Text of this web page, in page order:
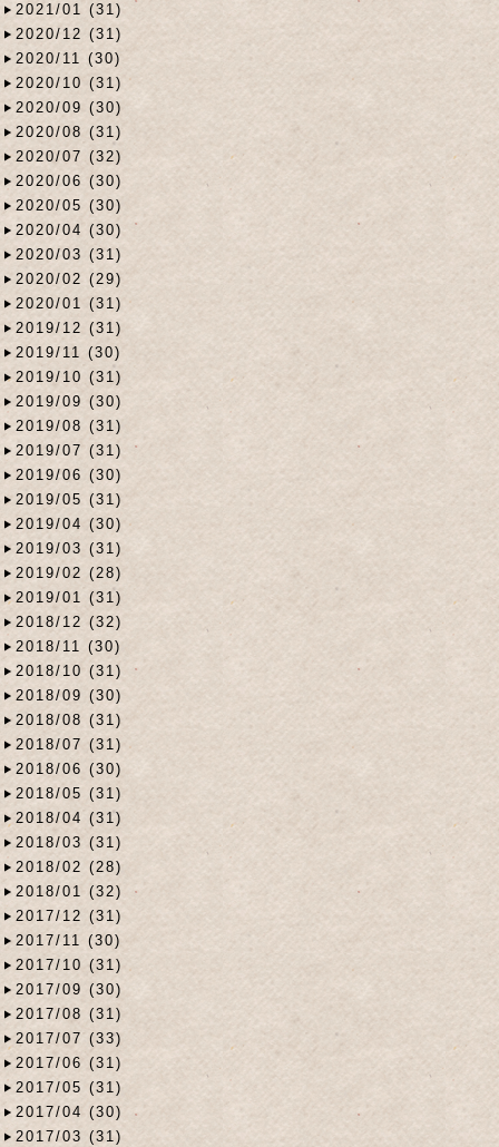
2021/01 (31)
2020/12 (31)
2020/11 (30)
2020/10 (31)
2020/09 (30)
2020/08 (31)
2020/07 (32)
2020/06 (30)
2020/05 (30)
2020/04 (30)
2020/03 (31)
2020/02 (29)
2020/01 (31)
2019/12 (31)
2019/11 (30)
2019/10 (31)
2019/09 (30)
2019/08 (31)
2019/07 (31)
2019/06 (30)
2019/05 (31)
2019/04 (30)
2019/03 (31)
2019/02 (28)
2019/01 (31)
2018/12 (32)
2018/11 (30)
2018/10 (31)
2018/09 (30)
2018/08 (31)
2018/07 (31)
2018/06 (30)
2018/05 (31)
2018/04 (31)
2018/03 (31)
2018/02 (28)
2018/01 (32)
2017/12 (31)
2017/11 (30)
2017/10 (31)
2017/09 (30)
2017/08 (31)
2017/07 (33)
2017/06 (31)
2017/05 (31)
2017/04 (30)
2017/03 (31)